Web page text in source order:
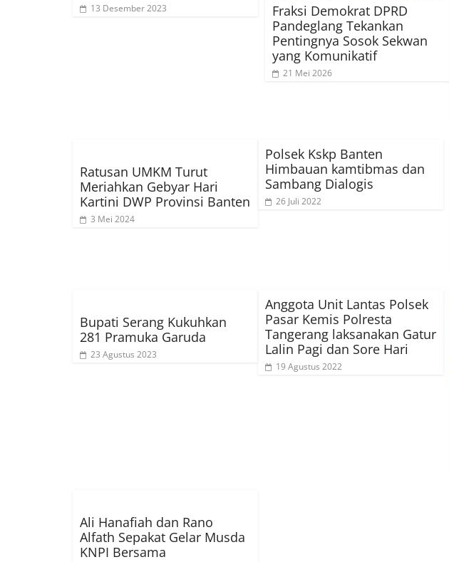
13 Desember 2023
Fraksi Demokrat DPRD
Pandeglang Tekankan
Pentingnya Sosok Sekwan
yang Komunikatif
21 Mei 2026
Ratusan UMKM Turut
Meriahkan Gebyar Hari
Kartini DWP Provinsi Banten
3 Mei 2024
Polsek Kskp Banten
Himbauan kamtibmas dan
Sambang Dialogis
26 Juli 2022
Bupati Serang Kukuhkan
281 Pramuka Garuda
23 Agustus 2023
Anggota Unit Lantas Polsek
Pasar Kemis Polresta
Tangerang laksanakan Gatur
Lalin Pagi dan Sore Hari
19 Agustus 2022
Ali Hanafiah dan Rano
Alfath Sepakat Gelar Musda
KNPI Bersama